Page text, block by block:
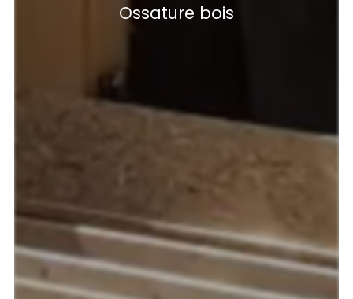
Ossature bois